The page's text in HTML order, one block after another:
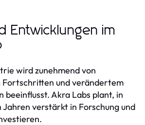
Entwicklungen im
wird zunehmend von
Fortschritten und verändertem
beeinflusst. Akra Labs plant, in
Jahren verstärkt in Forschung und